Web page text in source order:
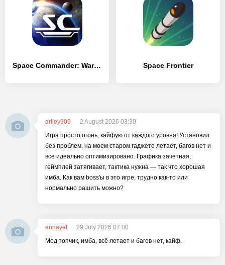
Space Commander: War and Trade Space Frontier
arlley909
2 August 2026 03:30
Игра просто огонь, кайфую от каждого уровня! Установил
без проблем, на моем старом гаджете летает, багов нет и
все идеально оптимизировано. Графика зачетная,
геймплей затягивает, тактика нужна — так что хорошая
имба. Как вам boss'ы в это игре, трудно как-то или
нормально рашить можно?
annayel
29 July 2026 07:00
Мод топчик, имба, всё летает и багов нет, кайф.